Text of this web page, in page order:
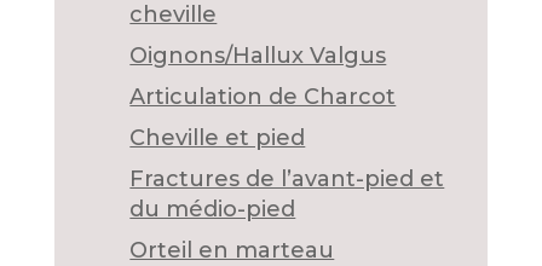
cheville
Oignons/Hallux Valgus
Articulation de Charcot
Cheville et pied
Fractures de l’avant-pied et
du médio-pied
Orteil en marteau